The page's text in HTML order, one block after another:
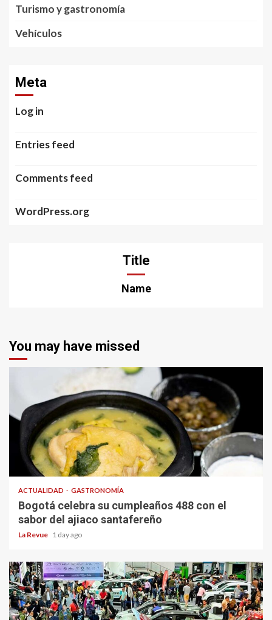
Turismo y gastronomía
Vehículos
Meta
Log in
Entries feed
Comments feed
WordPress.org
Title
Name
You may have missed
ACTUALIDAD GASTRONOMÍA
Bogotá celebra su cumpleaños 488 con el
sabor del ajiaco santafereño
La Revue 1 day ago